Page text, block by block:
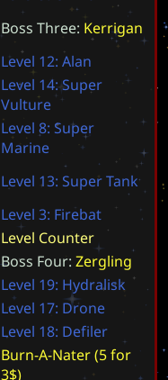
Boss Three: Kerrigan
Level 12: Alan
Level 14: Super
Vulture
Level 8: Super
Marine
Level 13: SuperTank
Level 3: Firebat
Level Counter
Boss Four: Zergling
Level 19: Hydralisk
Level 17: Drone
Level 18: Defiler
Burn-A-Nater(5for
3$)